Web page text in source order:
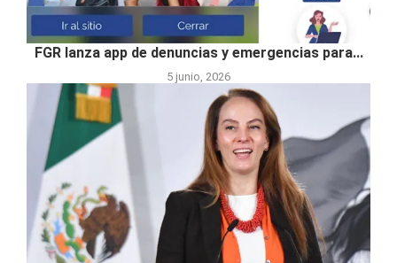
FGR lanza app de denuncias y emergencias para...
5 junio, 2026